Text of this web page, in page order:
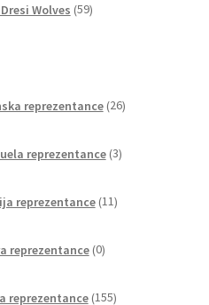
Wolves 59izdelkov
reprezentance 26izdelkov
reprezentance 3izdelki
reprezentance 11izdelkov
reprezentance 0izdelkov
reprezentance 155